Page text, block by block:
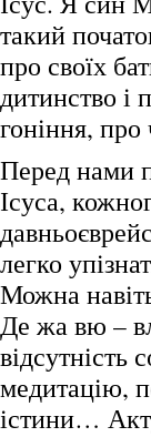
такий
про своїх
дитинство і
гоніння, про
Перед нами
Ісуса,
легко
Можна
Де жа вю –
відсутність
медитацію,
істини…